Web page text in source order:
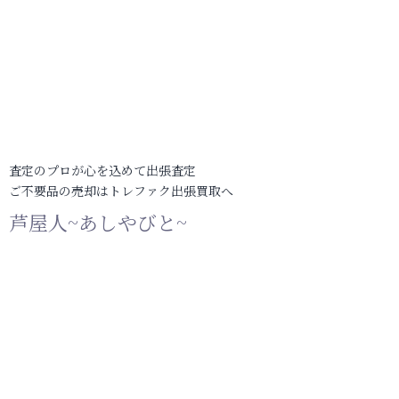
査定のプロが心を込めて出張査定
ご不要品の売却はトレファク出張買取へ
芦屋人~あしやびと~